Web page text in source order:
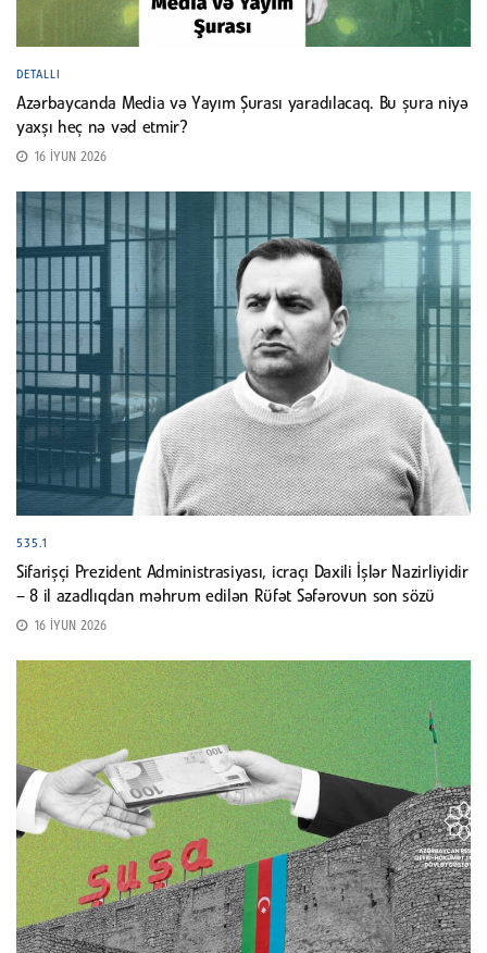
DETALLI
Azərbaycanda Media və Yayım Şurası yaradılacaq. Bu şura niyə
yaxşı heç nə vəd etmir?
16 İYUN 2026
535.1
Sifarişçi Prezident Administrasiyası, icraçı Daxili İşlər Nazirliyidir
– 8 il azadlıqdan məhrum edilən Rüfət Səfərovun son sözü
16 İYUN 2026